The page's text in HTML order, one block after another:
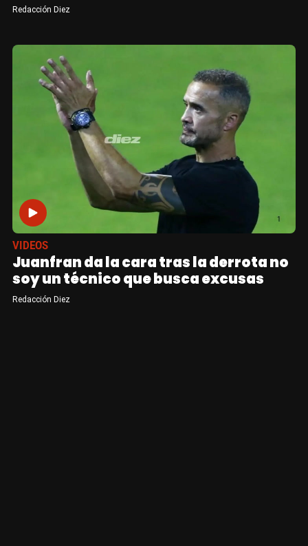
Redacción Diez
VIDEOS
Juanfran da la cara tras la derrota no
soy un técnico que busca excusas
Redacción Diez